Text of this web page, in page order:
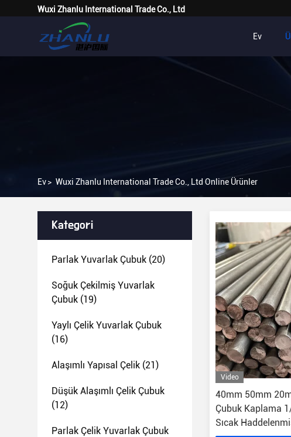
Wuxi Zhanlu International Trade Co., Ltd
Ev
Ev> Wuxi Zhanlu International Trade Co., Ltd Online Ürünler
Kategori
Parlak Yuvarlak Çubuk (20)
Soğuk Çekilmiş Yuvarlak
Çubuk (19)
Yaylı Çelik Yuvarlak Çubuk
(16)
Alaşımlı Yapısal Çelik (21)
Düşük Alaşımlı Çelik Çubuk
(12)
Parlak Çelik Yuvarlak Çubuk
Video
40mm 50mm
Çubuk Kaplama
Sıcak